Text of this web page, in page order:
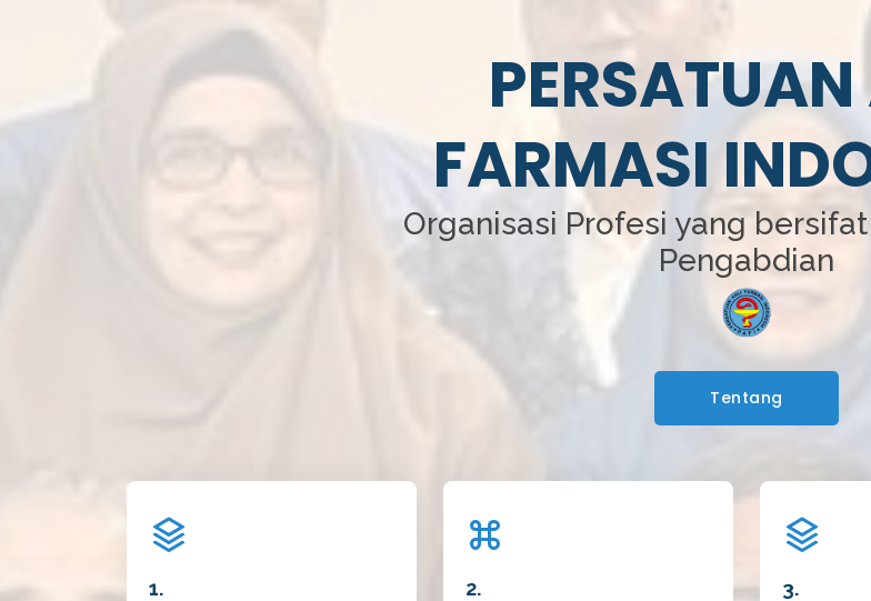
FARMASI
Organisasi Profesi yang
Pengabdian
Tentang
1. 2. 3.